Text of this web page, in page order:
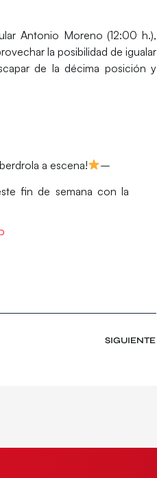
Antonio Moreno (12:00 h.),
la posibilidad de igualar
de la décima posición y
a escena!
–
fin de semana con la
SIGUIENTE